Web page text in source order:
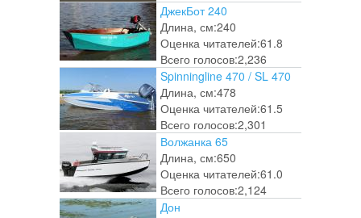
ДжекБот 240
Длина, см:240
Оценка читателей:61.8
Всего голосов:2,236
Spinningline 470 / SL 470
Длина, см:478
Оценка читателей:61.5
Всего голосов:2,301
Волжанка 65
Длина, см:650
Оценка читателей:61.0
Всего голосов:2,124
Дон